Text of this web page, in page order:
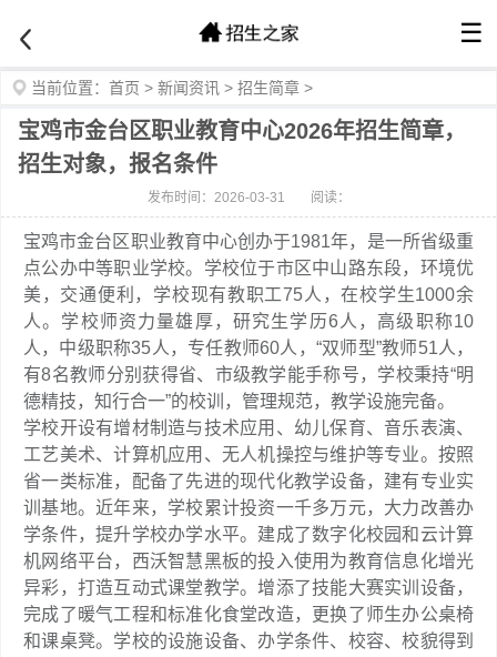
☰
当前位置： 首页 > 新闻资讯 > 招生简章 >
宝鸡市金台区职业教育中心2026年招生简章，
招生对象，报名条件
发布时间：2026-03-31 阅读：
宝鸡市金台区职业教育中心创办于1981年，是一所省级重
点公办中等职业学校。学校位于市区中山路东段，环境优
美，交通便利，学校现有教职工75人，在校学生1000余
人。学校师资力量雄厚，研究生学历6人，高级职称10
人，中级职称35人，专任教师60人，“双师型”教师51人，
有8名教师分别获得省、市级教学能手称号，学校秉持“明
德精技，知行合一”的校训，管理规范，教学设施完备。
学校开设有增材制造与技术应用、幼儿保育、音乐表演、
工艺美术、计算机应用、无人机操控与维护等专业。按照
省一类标准，配备了先进的现代化教学设备，建有专业实
训基地。近年来，学校累计投资一千多万元，大力改善办
学条件，提升学校办学水平。建成了数字化校园和云计算
机网络平台，西沃智慧黑板的投入使用为教育信息化增光
异彩，打造互动式课堂教学。增添了技能大赛实训设备，
完成了暖气工程和标准化食堂改造，更换了师生办公桌椅
和课桌凳。学校的设施设备、办学条件、校容、校貌得到